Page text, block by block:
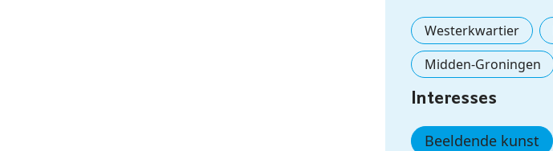
Westerkwartier
Midden-Groningen
Interesses
Beeldende kunst